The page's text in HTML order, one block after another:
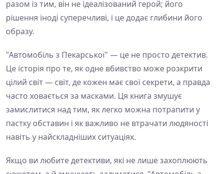
разом із тим, він не ідеалізований герой; його
рішення іноді суперечливі, і це додає глибини його
образу.
"Автомобіль з Пекарської" — це не просто детектив.
Це історія про те, як одне вбивство може розкрити
цілий світ — світ, де кожен має свої секрети, а правда
часто ховається за масками. Ця книга змушує
замислитися над тим, як легко можна потрапити у
пастку обставин і як важливо не втрачати людяності
навіть у найскладніших ситуаціях.
Якщо ви любите детективи, які не лише захоплюють